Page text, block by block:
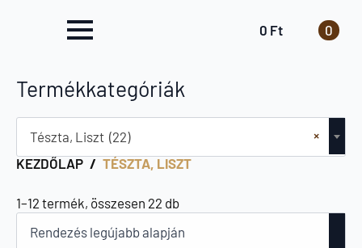
0 Ft 0
Termékkategóriák
×
Tészta, Liszt (22)
KEZDŐLAP
TÉSZTA, LISZT
1–12 termék, összesen 22 dbSorted
latest